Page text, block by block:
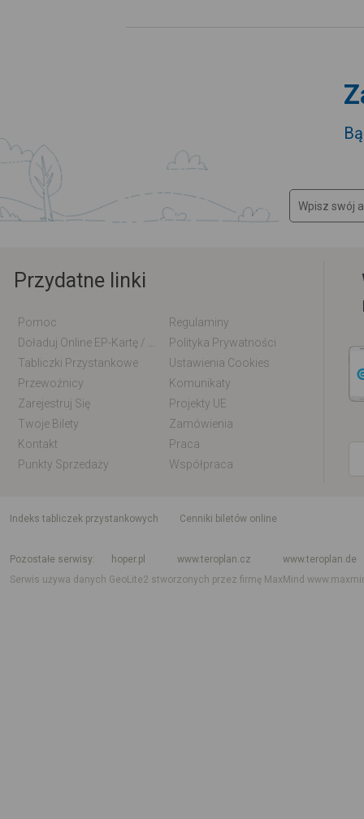
Przydatne linki
Pomoc
Regulaminy
Polityka Prywatności
Tabliczki Przystankowe
Ustawienia Cookies
Przewoźnicy
Komunikaty
Zarejestruj Się
Projekty UE
Twoje Bilety
Zamówienia
Kontakt
Praca
Punkty Sprzedaży
Współpraca
indeks tabliczek przystankowych
Cenniki biletów online
Pozostałe serwisy
hoper.pl www.teroplan.cz
www.teroplan.de
Serwis używa danych GeoLite2 stworzonych przez firmę MaxMind